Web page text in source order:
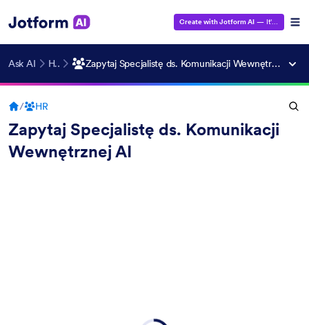
Create with Jotform AI — It's Free!
Ask AI HR Zapytaj Specjalistę ds. Komunikacji Wewnętrznej AI
/ HR
Zapytaj Specjalistę ds. Komunikacji
Wewnętrznej AI